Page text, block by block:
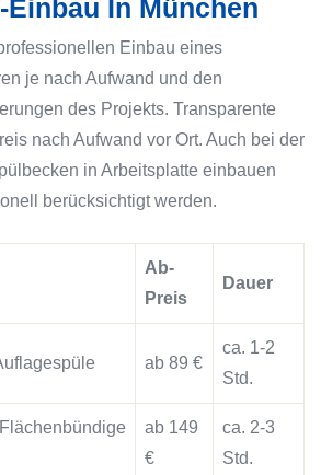
In München
Einbau eines
je nach Aufwand und den
des Projekts. Transparente
nach Aufwand vor Ort. Auch bei der
in Arbeitsplatte einbauen
berücksichtigt werden.
Ab-
Preis
Dauer
ab 89 €
ca. 1-2
Std.
ab 149
€
ca. 2-3
Std.